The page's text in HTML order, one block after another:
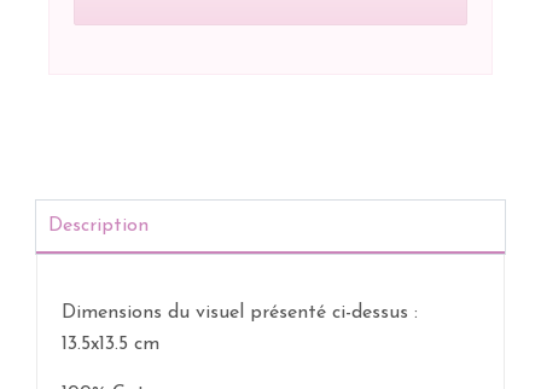
Description
Dimensions du visuel présenté ci-dessus :
13.5x13.5 cm